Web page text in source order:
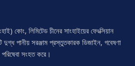
কোং, লিমিটেড চীনের সাংহাইয়ের ফেংক্সিয়ান
পানীয় সরঞ্জাম প্রস্তুতকারক ডিজাইন, গবেষণা
সংহত করে।